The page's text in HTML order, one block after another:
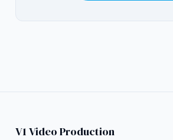
V1 Video Production